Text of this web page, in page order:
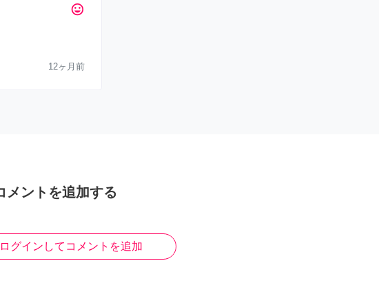
tag_faces
12ヶ月前
メントを追加する
ログインしてコメントを追加